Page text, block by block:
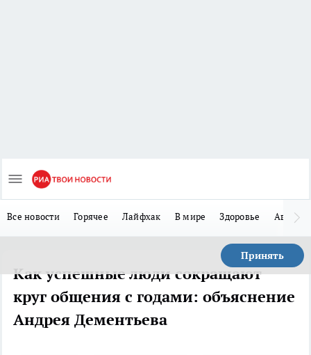
Все новости Горячее Лайфхак В мире Здоровье Авто
Принять
Как успешные люди сокращают
круг общения с годами: объяснение
Андрея Дементьева